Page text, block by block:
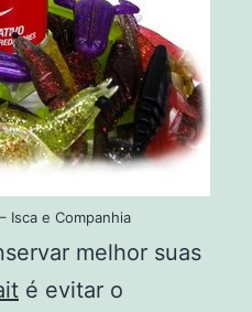
Isca e Companhia
melhor suas
é evitar o